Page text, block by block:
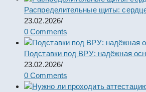
Распределительные щиты:
23.02.2026/
0 Comments
Подставки под ВРУ: надёжная
23.02.2026/
0 Comments